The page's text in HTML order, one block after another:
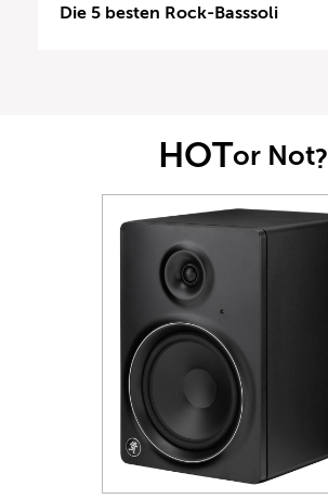
Die 5 besten Rock-Basssoli
HOTor Not?